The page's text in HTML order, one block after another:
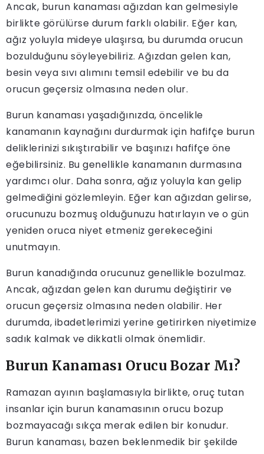
Ancak, burun kanaması ağızdan kan gelmesiyle
birlikte görülürse durum farklı olabilir. Eğer kan,
ağız yoluyla mideye ulaşırsa, bu durumda orucun
bozulduğunu söyleyebiliriz. Ağızdan gelen kan,
besin veya sıvı alımını temsil edebilir ve bu da
orucun geçersiz olmasına neden olur.
Burun kanaması yaşadığınızda, öncelikle
kanamanın kaynağını durdurmak için hafifçe burun
deliklerinizi sıkıştırabilir ve başınızı hafifçe öne
eğebilirsiniz. Bu genellikle kanamanın durmasına
yardımcı olur. Daha sonra, ağız yoluyla kan gelip
gelmediğini gözlemleyin. Eğer kan ağızdan gelirse,
orucunuzu bozmuş olduğunuzu hatırlayın ve o gün
yeniden oruca niyet etmeniz gerekeceğini
unutmayın.
Burun kanadığında orucunuz genellikle bozulmaz.
Ancak, ağızdan gelen kan durumu değiştirir ve
orucun geçersiz olmasına neden olabilir. Her
durumda, ibadetlerimizi yerine getirirken niyetimize
sadık kalmak ve dikkatli olmak önemlidir.
Burun Kanaması Orucu Bozar Mı?
Ramazan ayının başlamasıyla birlikte, oruç tutan
insanlar için burun kanamasının orucu bozup
bozmayacağı sıkça merak edilen bir konudur.
Burun kanaması, bazen beklenmedik bir şekilde